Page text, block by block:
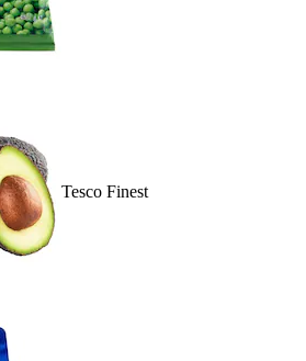
Tesco Finest